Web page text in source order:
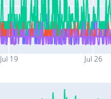
Jul 19 Jul 26